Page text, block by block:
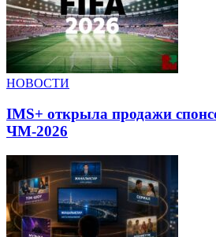
НОВОСТИ
IMS+ открыла продажи
ЧМ-2026